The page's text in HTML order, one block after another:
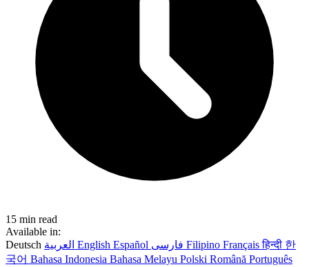
15 min read
Available in:
Deutsch
English Español Filipino Françaisहिन्दी 한
국어 Bahasa Indonesia Bahasa Melayu Polski Română Português